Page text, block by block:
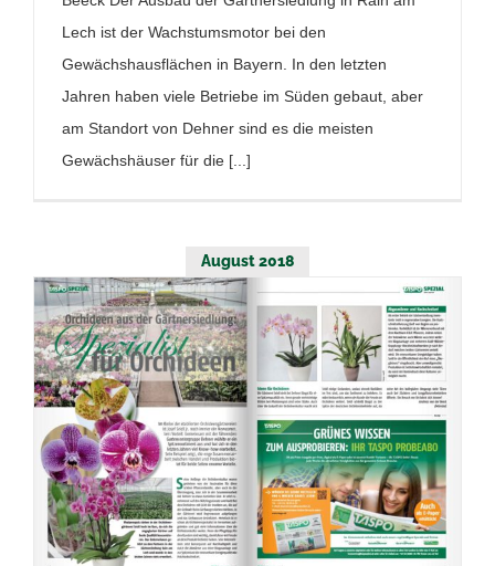
Lech ist der Wachstumsmotor bei den
Gewächshausflächen in Bayern. In den letzten
Jahren haben viele Betriebe im Süden gebaut, aber
am Standort von Dehner sind es die meisten
Gewächshäuser für die [...]
August 2018